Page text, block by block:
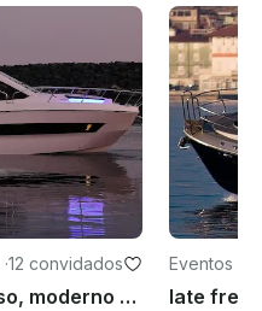
·12 convidados
Iate Karnic S37x luxuoso, moderno e totalmente equipado
Eventos
u